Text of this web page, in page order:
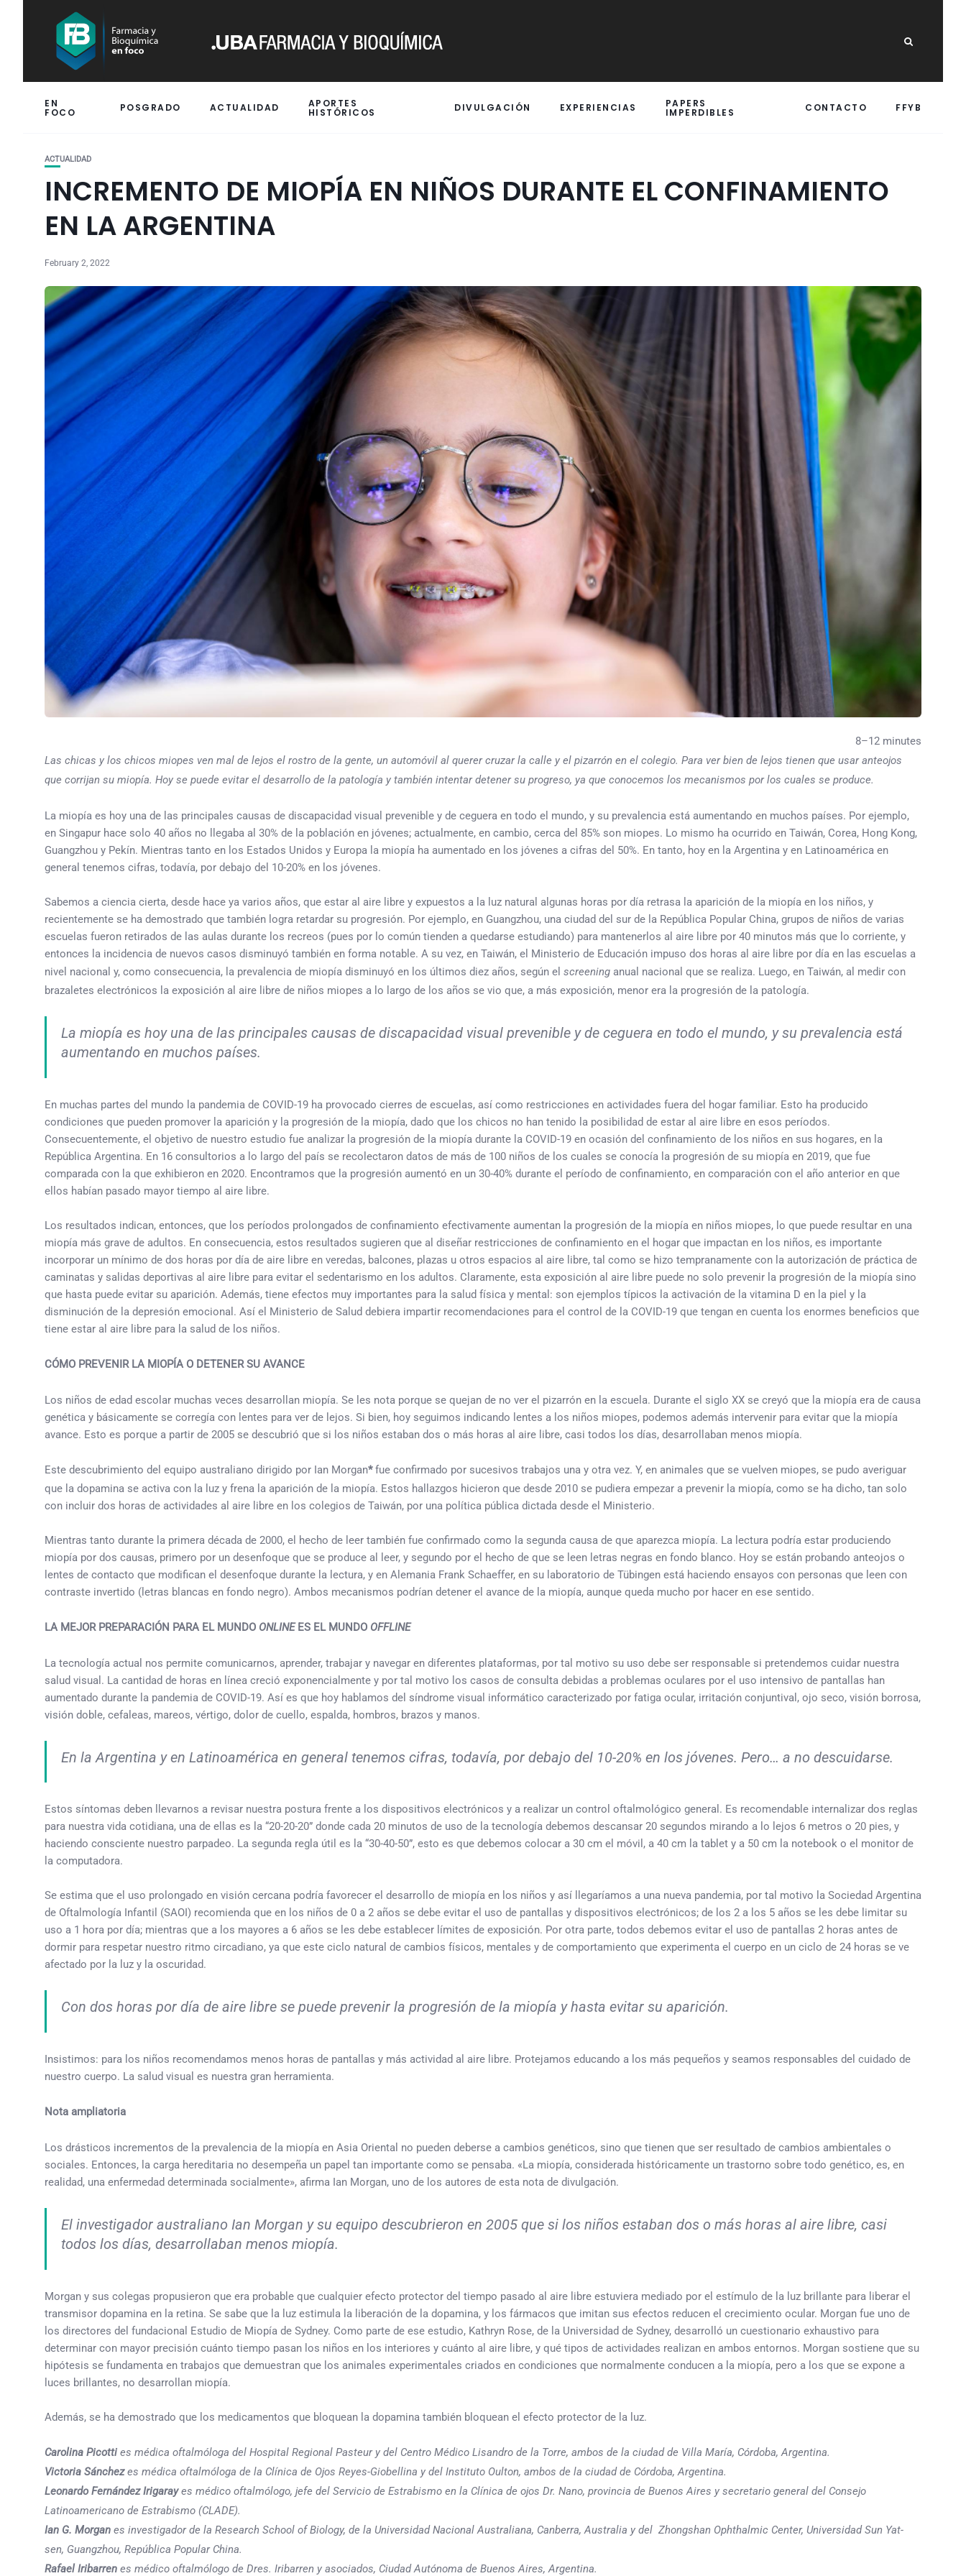
EN
FOCO POSGRADO ACTUALIDAD APORTES
HISTÓRICOS DIVULGACIÓN EXPERIENCIAS PAPERS
IMPERDIBLES CONTACTO FFYB
ACTUALIDAD
INCREMENTO DE MIOPÍA EN NIÑOS DURANTE EL CONFINAMIENTO
EN LA ARGENTINA
February 2, 2022
8–12 minutes
Las chicas y los chicos miopes ven mal de lejos el rostro de la gente, un automóvil al querer cruzar la calle y el pizarrón en el colegio. Para ver bien de lejos tienen que usar anteojos
que corrijan su miopía. Hoy se puede evitar el desarrollo de la patología y también intentar detener su progreso, ya que conocemos los mecanismos por los cuales se produce.
La miopía es hoy una de las principales causas de discapacidad visual prevenible y de ceguera en todo el mundo, y su prevalencia está aumentando en muchos países. Por ejemplo,
en Singapur hace solo 40 años no llegaba al 30% de la población en jóvenes; actualmente, en cambio, cerca del 85% son miopes. Lo mismo ha ocurrido en Taiwán, Corea, Hong Kong,
Guangzhou y Pekín. Mientras tanto en los Estados Unidos y Europa la miopía ha aumentado en los jóvenes a cifras del 50%. En tanto, hoy en la Argentina y en Latinoamérica en
general tenemos cifras, todavía, por debajo del 10-20% en los jóvenes.
Sabemos a ciencia cierta, desde hace ya varios años, que estar al aire libre y expuestos a la luz natural algunas horas por día retrasa la aparición de la miopía en los niños, y
recientemente se ha demostrado que también logra retardar su progresión. Por ejemplo, en Guangzhou, una ciudad del sur de la República Popular China, grupos de niños de varias
escuelas fueron retirados de las aulas durante los recreos (pues por lo común tienden a quedarse estudiando) para mantenerlos al aire libre por 40 minutos más que lo corriente, y
entonces la incidencia de nuevos casos disminuyó también en forma notable. A su vez, en Taiwán, el Ministerio de Educación impuso dos horas al aire libre por día en las escuelas a
nivel nacional y, como consecuencia, la prevalencia de miopía disminuyó en los últimos diez años, según el screening anual nacional que se realiza. Luego, en Taiwán, al medir con
brazaletes electrónicos la exposición al aire libre de niños miopes a lo largo de los años se vio que, a más exposición, menor era la progresión de la patología.
La miopía es hoy una de las principales causas de discapacidad visual prevenible y de ceguera en todo el mundo, y su prevalencia está
aumentando en muchos países.
En muchas partes del mundo la pandemia de COVID-19 ha provocado cierres de escuelas, así como restricciones en actividades fuera del hogar familiar. Esto ha producido
condiciones que pueden promover la aparición y la progresión de la miopía, dado que los chicos no han tenido la posibilidad de estar al aire libre en esos períodos.
Consecuentemente, el objetivo de nuestro estudio fue analizar la progresión de la miopía durante la COVID-19 en ocasión del confinamiento de los niños en sus hogares, en la
República Argentina. En 16 consultorios a lo largo del país se recolectaron datos de más de 100 niños de los cuales se conocía la progresión de su miopía en 2019, que fue
comparada con la que exhibieron en 2020. Encontramos que la progresión aumentó en un 30-40% durante el período de confinamiento, en comparación con el año anterior en que
ellos habían pasado mayor tiempo al aire libre.
Los resultados indican, entonces, que los períodos prolongados de confinamiento efectivamente aumentan la progresión de la miopía en niños miopes, lo que puede resultar en una
miopía más grave de adultos. En consecuencia, estos resultados sugieren que al diseñar restricciones de confinamiento en el hogar que impactan en los niños, es importante
incorporar un mínimo de dos horas por día de aire libre en veredas, balcones, plazas u otros espacios al aire libre, tal como se hizo tempranamente con la autorización de práctica de
caminatas y salidas deportivas al aire libre para evitar el sedentarismo en los adultos. Claramente, esta exposición al aire libre puede no solo prevenir la progresión de la miopía sino
que hasta puede evitar su aparición. Además, tiene efectos muy importantes para la salud física y mental: son ejemplos típicos la activación de la vitamina D en la piel y la
disminución de la depresión emocional. Así el Ministerio de Salud debiera impartir recomendaciones para el control de la COVID-19 que tengan en cuenta los enormes beneficios que
tiene estar al aire libre para la salud de los niños.
CÓMO PREVENIR LA MIOPÍA O DETENER SU AVANCE
Los niños de edad escolar muchas veces desarrollan miopía. Se les nota porque se quejan de no ver el pizarrón en la escuela. Durante el siglo XX se creyó que la miopía era de causa
genética y básicamente se corregía con lentes para ver de lejos. Si bien, hoy seguimos indicando lentes a los niños miopes, podemos además intervenir para evitar que la miopía
avance. Esto es porque a partir de 2005 se descubrió que si los niños estaban dos o más horas al aire libre, casi todos los días, desarrollaban menos miopía.
Este descubrimiento del equipo australiano dirigido por Ian Morgan*fue confirmado por sucesivos trabajos una y otra vez. Y, en animales que se vuelven miopes, se pudo averiguar
que la dopamina se activa con la luz y frena la aparición de la miopía. Estos hallazgos hicieron que desde 2010 se pudiera empezar a prevenir la miopía, como se ha dicho, tan solo
con incluir dos horas de actividades al aire libre en los colegios de Taiwán, por una política pública dictada desde el Ministerio.
Mientras tanto durante la primera década de 2000, el hecho de leer también fue confirmado como la segunda causa de que aparezca miopía. La lectura podría estar produciendo
miopía por dos causas, primero por un desenfoque que se produce al leer, y segundo por el hecho de que se leen letras negras en fondo blanco. Hoy se están probando anteojos o
lentes de contacto que modifican el desenfoque durante la lectura, y en Alemania Frank Schaeffer, en su laboratorio de Tübingen está haciendo ensayos con personas que leen con
contraste invertido (letras blancas en fondo negro). Ambos mecanismos podrían detener el avance de la miopía, aunque queda mucho por hacer en ese sentido.
LA MEJOR PREPARACIÓN PARA EL MUNDO ONLINEES EL MUNDO OFFLINE
La tecnología actual nos permite comunicarnos, aprender, trabajar y navegar en diferentes plataformas, por tal motivo su uso debe ser responsable si pretendemos cuidar nuestra
salud visual. La cantidad de horas en línea creció exponencialmente y por tal motivo los casos de consulta debidas a problemas oculares por el uso intensivo de pantallas han
aumentado durante la pandemia de COVID-19. Así es que hoy hablamos del síndrome visual informático caracterizado por fatiga ocular, irritación conjuntival, ojo seco, visión borrosa,
visión doble, cefaleas, mareos, vértigo, dolor de cuello, espalda, hombros, brazos y manos.
En la Argentina y en Latinoamérica en general tenemos cifras, todavía, por debajo del 10-20% en los jóvenes. Pero… a no descuidarse.
Estos síntomas deben llevarnos a revisar nuestra postura frente a los dispositivos electrónicos y a realizar un control oftalmológico general. Es recomendable internalizar dos reglas
para nuestra vida cotidiana, una de ellas es la “20-20-20” donde cada 20 minutos de uso de la tecnología debemos descansar 20 segundos mirando a lo lejos 6 metros o 20 pies, y
haciendo consciente nuestro parpadeo. La segunda regla útil es la “30-40-50”, esto es que debemos colocar a 30 cm el móvil, a 40 cm la tablet y a 50 cm la notebook o el monitor de
la computadora.
Se estima que el uso prolongado en visión cercana podría favorecer el desarrollo de miopía en los niños y así llegaríamos a una nueva pandemia, por tal motivo la Sociedad Argentina
de Oftalmología Infantil (SAOI) recomienda que en los niños de 0 a 2 años se debe evitar el uso de pantallas y dispositivos electrónicos; de los 2 a los 5 años se les debe limitar su
uso a 1 hora por día; mientras que a los mayores a 6 años se les debe establecer límites de exposición. Por otra parte, todos debemos evitar el uso de pantallas 2 horas antes de
dormir para respetar nuestro ritmo circadiano, ya que este ciclo natural de cambios físicos, mentales y de comportamiento que experimenta el cuerpo en un ciclo de 24 horas se ve
afectado por la luz y la oscuridad.
Con dos horas por día de aire libre se puede prevenir la progresión de la miopía y hasta evitar su aparición.
Insistimos: para los niños recomendamos menos horas de pantallas y más actividad al aire libre. Protejamos educando a los más pequeños y seamos responsables del cuidado de
nuestro cuerpo. La salud visual es nuestra gran herramienta.
Nota ampliatoria
Los drásticos incrementos de la prevalencia de la miopía en Asia Oriental no pueden deberse a cambios genéticos, sino que tienen que ser resultado de cambios ambientales o
sociales. Entonces, la carga hereditaria no desempeña un papel tan importante como se pensaba. «La miopía, considerada históricamente un trastorno sobre todo genético, es, en
realidad, una enfermedad determinada socialmente», afirma Ian Morgan, uno de los autores de esta nota de divulgación.
El investigador australiano Ian Morgan y su equipo descubrieron en 2005 que si los niños estaban dos o más horas al aire libre, casi
todos los días, desarrollaban menos miopía.
Morgan y sus colegas propusieron que era probable que cualquier efecto protector del tiempo pasado al aire libre estuviera mediado por el estímulo de la luz brillante para liberar el
transmisor dopamina en la retina. Se sabe que la luz estimula la liberación de la dopamina, y los fármacos que imitan sus efectos reducen el crecimiento ocular. Morgan fue uno de
los directores del fundacional Estudio de Miopía de Sydney. Como parte de ese estudio, Kathryn Rose, de la Universidad de Sydney, desarrolló un cuestionario exhaustivo para
determinar con mayor precisión cuánto tiempo pasan los niños en los interiores y cuánto al aire libre, y qué tipos de actividades realizan en ambos entornos. Morgan sostiene que su
hipótesis se fundamenta en trabajos que demuestran que los animales experimentales criados en condiciones que normalmente conducen a la miopía, pero a los que se expone a
luces brillantes, no desarrollan miopía.
Además, se ha demostrado que los medicamentos que bloquean la dopamina también bloquean el efecto protector de la luz.
Carolina Picotti es médica oftalmóloga del Hospital Regional Pasteur y del Centro Médico Lisandro de la Torre, ambos de la ciudad de Villa María, Córdoba, Argentina.
Victoria Sánchezes médica oftalmóloga de la Clínica de Ojos Reyes-Giobellina y del Instituto Oulton, ambos de la ciudad de Córdoba, Argentina.
Leonardo Fernández Irigarayes médico oftalmólogo, jefe del Servicio de Estrabismo en la Clínica de ojos Dr. Nano, provincia de Buenos Aires y secretario general del Consejo
Latinoamericano de Estrabismo (CLADE).
Ian G. Morgan es investigador de la Research School of Biology, de la Universidad Nacional Australiana, Canberra, Australia y del Zhongshan Ophthalmic Center, Universidad Sun Yat-
sen, Guangzhou, República Popular China.
Rafael Iribarren es médico oftalmólogo de Dres. Iribarren y asociados, Ciudad Autónoma de Buenos Aires, Argentina.